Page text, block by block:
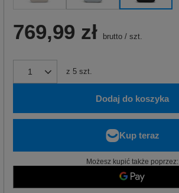
769,99 zł brutto / szt.
z 5 szt.
Dodaj do koszyka
Możesz kupić także poprzez: